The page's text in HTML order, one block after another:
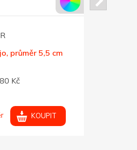
průměr 5,5 cm
Kč
KOUPIT